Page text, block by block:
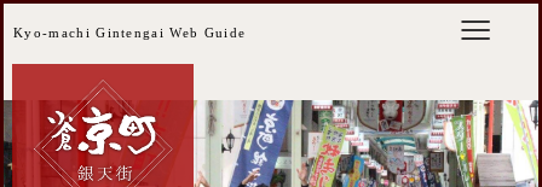
Kyo-machi Gintengai Web Guide